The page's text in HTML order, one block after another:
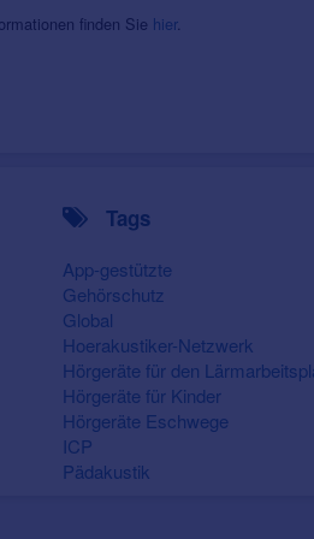
finden Sie hier.
Tags
App-gestützte
Gehörschutz
Global
Hoerakustiker-Netzwerk
Hörgeräte für den
Hörgeräte für Kinder
Hörgeräte Eschwege
ICP
Pädakustik